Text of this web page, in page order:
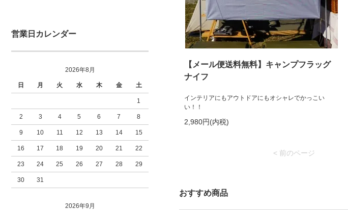
営業日カレンダー
2026年8月
日 月 火 水 木 金 土
1
2 3 4 5 6 7 8
9 10 11 12 13 14 15
16 17 18 19 20 21 22
23 24 25 26 27 28 29
30 31
2026年9月
【メール便送料無料】キャンプフラッグ
ナイフ
インテリアにもアウトドアにもオシャレでかっこい
い！！
2,980円(内税)
< 前のページ
おすすめ商品